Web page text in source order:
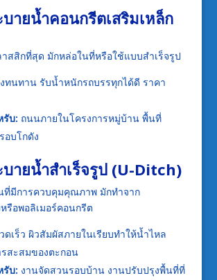
บายน้ำคอนกรีตเสริมเหล็ก
สสิกที่สุด มักหล่อในที่หรือใช้แบบสำเร็จรูป
ทนทาน รับน้ำหนักรถบรรทุกได้ดี ราคา
รับ: ถนนภายในโครงการหมู่บ้าน พื้นที่
อบโกดัง
บายน้ำสำเร็จรูป (U-Ditch)
ที่มีการควบคุมคุณภาพ มักทำจาก
รือพอลิเมอร์คอนกรีต
ดเร็ว ผิวสัมผัสภายในเรียบทำให้น้ำไหล
สะสมของตะกอน
รับ: งานจัดสวนรอบบ้าน งานปรับปรุงพื้นที่ที่